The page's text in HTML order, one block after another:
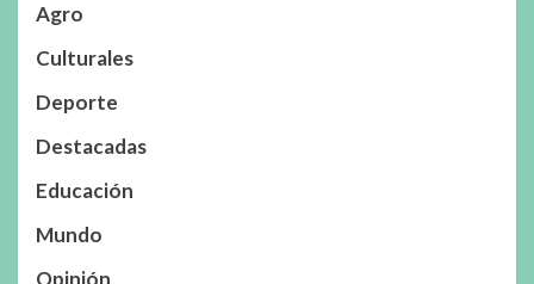
Agro
Culturales
Deporte
Destacadas
Educación
Mundo